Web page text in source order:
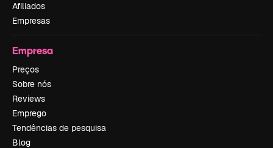
Afiliados
Empresas
Empresa
Preços
Sobre nós
Reviews
Emprego
Tendências de pesquisa
Blog